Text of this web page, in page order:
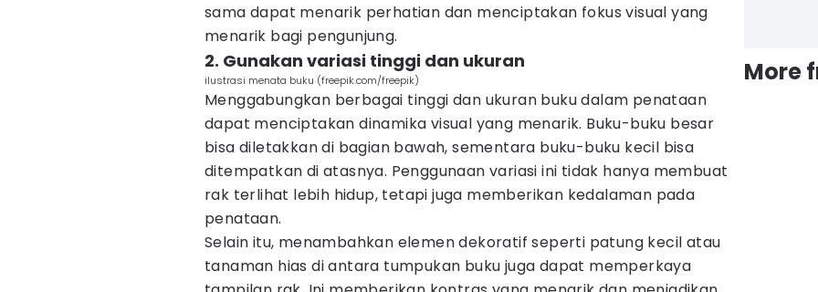
sama dapat menarik perhatian dan menciptakan fokus visual yang
menarik bagi pengunjung.
2. Gunakan variasi tinggi dan ukuran
ilustrasi menata buku (freepik.com/freepik)
Menggabungkan berbagai tinggi dan ukuran buku dalam penataan
dapat menciptakan dinamika visual yang menarik. Buku-buku besar
bisa diletakkan di bagian bawah, sementara buku-buku kecil bisa
ditempatkan di atasnya. Penggunaan variasi ini tidak hanya membuat
rak terlihat lebih hidup, tetapi juga memberikan kedalaman pada
penataan.
Selain itu, menambahkan elemen dekoratif seperti patung kecil atau
tanaman hias di antara tumpukan buku juga dapat memperkaya
More